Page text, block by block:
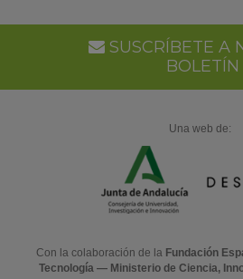
SUSCRÍBETE A
BOLETÍN
Una web de:
Con la colaboración de la Fundación
Tecnología — Ministerio de Ciencia,